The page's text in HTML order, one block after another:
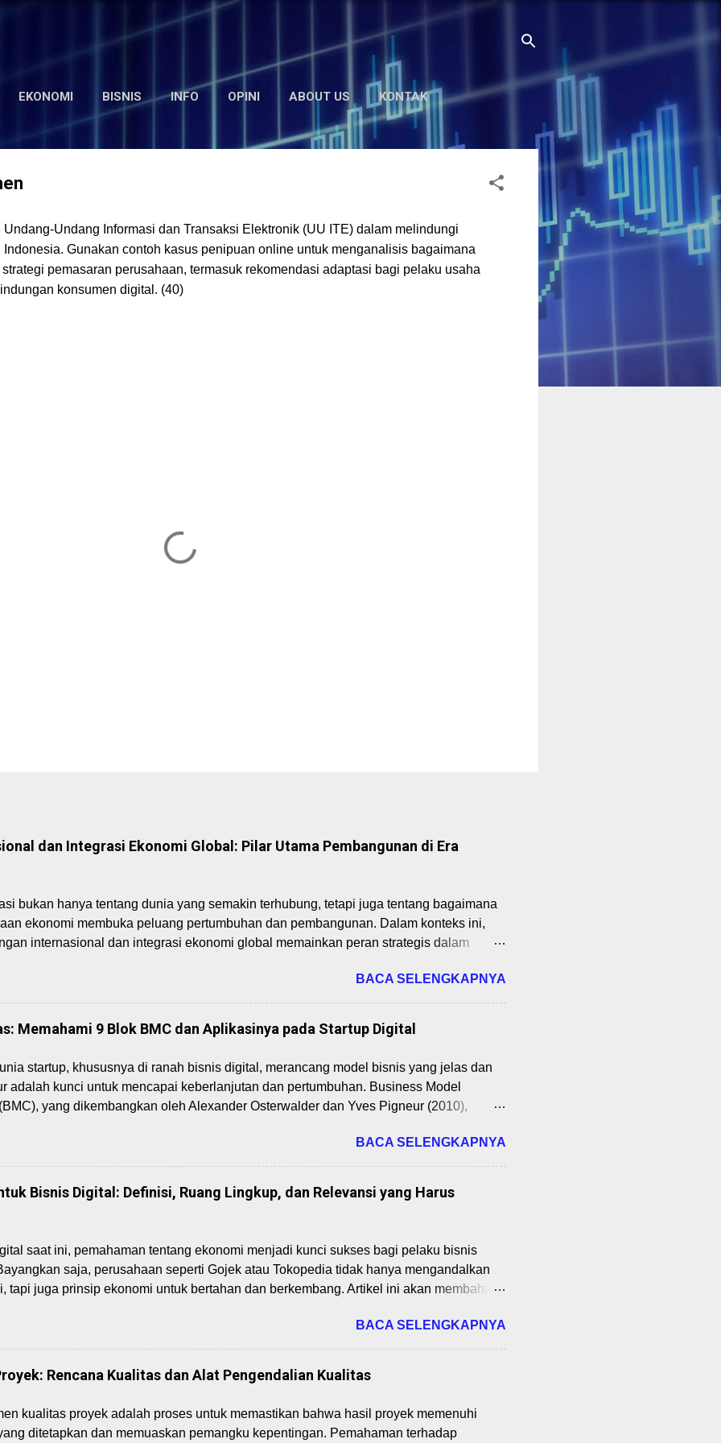
Langsung ke konten utama
EKONOMI BISNIS INFO OPINI ABOUT US KONTAK
Undang Informasi dan Transaksi Elektronik (UU ITE) dalam melindungi
Gunakan contoh kasus penipuan online untuk menganalisis bagaimana
pemasaran perusahaan, termasuk rekomendasi adaptasi bagi pelaku usaha
konsumen digital. (40)
dan Integrasi Ekonomi Global: Pilar Utama Pembangunan di Era
bukan hanya tentang dunia yang semakin terhubung, tetapi juga tentang bagaimana
ekonomi membuka peluang pertumbuhan dan pembangunan. Dalam konteks ini,
internasional dan integrasi ekonomi global memainkan peran strategis dalam
Internasional: Pengertian dan Manfaatnya Perdagangan internasional adalah
barang dan jasa antarnegara. Negara melakukan perdagangan karena tidak semua
bisa dipenuhi dari dalam negeri. Dalam praktiknya, perdagangan ini melibatkan
ke luar negeri) dan impor (pembelian dari luar negeri). Manfaat perdagangan
keunggulan komparatif. Transfer Teknologi dan Inovasi: Barang modal, pengetahuan,
mudah menyebar ke berbagai negara. Peningkatan PDB dan Pendapatan Nasional:
BACA SELENGKAPNYA
Memahami 9 Blok BMC dan Aplikasinya pada Startup Digital
startup, khususnya di ranah bisnis digital, merancang model bisnis yang jelas dan
adalah kunci untuk mencapai keberlanjutan dan pertumbuhan. Business Model
yang dikembangkan oleh Alexander Osterwalder dan Yves Pigneur (2010),
secara visual. Materi ini, sebagai bagian dari mata kuliah Perencanaan Bisnis Startup
Studi Bisnis Digital, akan membahas 9 blok BMC dan bagaimana
pada startup digital di Indonesia pada tahun 2025. Dengan memahami
dapat merancang model bisnis yang inovatif, relevan, dan responsif terhadap
BMC membantu startup mengidentifikasi bagaimana mereka menciptakan,
dan menangkap nilai (valu...
BACA SELENGKAPNYA
Bisnis Digital: Definisi, Ruang Lingkup, dan Relevansi yang Harus
saat ini, pemahaman tentang ekonomi menjadi kunci sukses bagi pelaku bisnis
saja, perusahaan seperti Gojek atau Tokopedia tidak hanya mengandalkan
tapi juga prinsip ekonomi untuk bertahan dan berkembang. Artikel ini akan membahas
Program Studi Bisnis Digital yang sedang mempelajari mata kuliah Pengantar
Dengan memahami dasar-dasar ini, Anda bisa menganalisis pasar digital,
strategi pricing, dan memprediksi tren ekonomi yang memengaruhi industri tech.
mulai dari yang paling dasar! Definisi Ekonomi: Apa Itu Ekonomi Sebenarnya? Definisi
untuk memenuhi kebutuhan yang tak terbatas. Menurut ekonom terkenal seperti
BACA SELENGKAPNYA
Rencana Kualitas dan Alat Pengendalian Kualitas
kualitas proyek adalah proses untuk memastikan bahwa hasil proyek memenuhi
ditetapkan dan memuaskan pemangku kepentingan. Pemahaman terhadap